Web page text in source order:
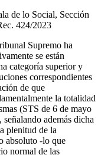
de lo Social, Sección
424/2023
Supremo ha
se están
categoría superior y
correspondientes
de que
la totalidad
(STS de 6 de mayo
además dicha
plenitud de la
absoluto -lo que
normal de las